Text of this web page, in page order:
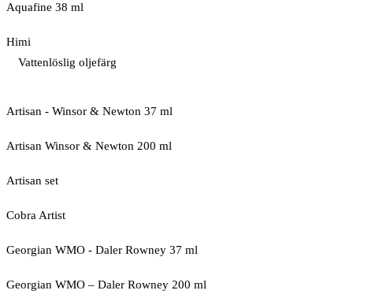
Aquafine 38 ml
Himi
Vattenlöslig oljefärg
Artisan - Winsor & Newton 37 ml
Artisan Winsor & Newton 200 ml
Artisan set
Cobra Artist
Georgian WMO - Daler Rowney 37 ml
Georgian WMO – Daler Rowney 200 ml